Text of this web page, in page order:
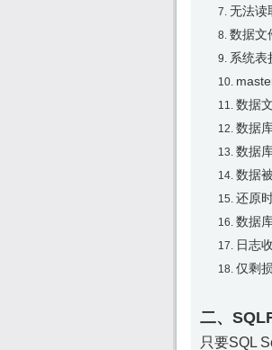
无法读
数据文
系统表
数据
数据
数据
数据
还原
数据
日志
仅剩
二、
只要SQL